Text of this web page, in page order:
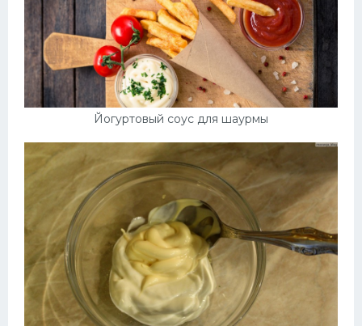
Йогуртовый соус для шаурмы